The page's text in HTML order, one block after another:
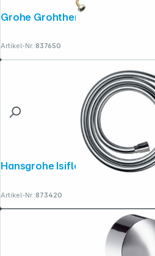
Artikel-Nr.:837650
Artikel-Nr.:873420